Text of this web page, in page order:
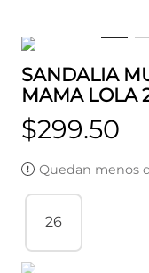
SANDALIA
MAMA LOLA
$299.50
Quedan menos
26